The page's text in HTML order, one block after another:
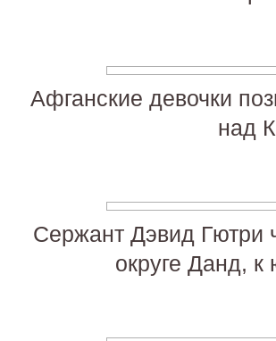
Афганские девочки
над
Сержант Дэвид Гютри
округе Данд, к